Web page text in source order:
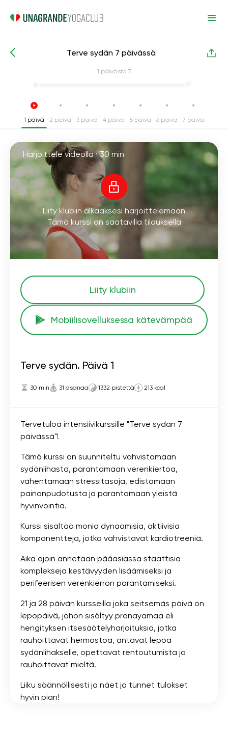
Intensiiviset joogakurssit Kardio
Terve sydän 7 päivässä
1 päivästä 7
1 päivä 2 päivä 3 päivä 4 päivä 5 päivä 6 päivä 7 päivä
Harjoittele videolla ·30 min
Liity klubiin alkaaksesi harjoittelemaan
Tämä kurssi on saatavilla tilauksella
Liity klubiin
Mobiilisovelluksessa kätevämpää
Terve sydän. Päivä 1
30 min 31 asanaa 1332 pistettä 213 kcal
Tervetuloa intensiivikurssille "Terve sydän 7
päivässä"!
Tämä kurssi on suunniteltu vahvistamaan
sydänlihasta, parantamaan verenkiertoa,
vähentämään stressitasoja, edistämään
painonpudotusta ja parantamaan yleistä
hyvinvointia.
Kurssi sisältää monia dynaamisia, aktiivisia
komponentteja, jotka vahvistavat kardiotreeniä.
Aika ajoin annetaan pääasiassa staattisia
komplekseja kestävyyden lisäämiseksi ja
perifeerisen verenkierron parantamiseksi.
21 ja 28 päivän kursseilla joka seitsemäs päivä on
lepopäivä, johon sisältyy pranayamaa eli
hengityksen itsesäätelyharjoituksia, jotka
rauhoittavat hermostoa, antavat lepoa
sydänlihakselle, opettavat rentoutumista ja
rauhoittavat mieltä.
Liiku säännöllisesti ja näet ja tunnet tulokset
hyvin pian!